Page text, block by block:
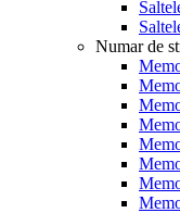
Numar de